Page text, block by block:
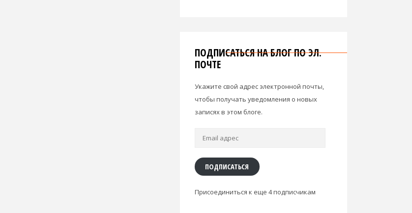
ПОДПИСАТЬСЯ НА БЛОГ ПО ЭЛ.
ПОЧТЕ
Укажите свой адрес электронной почты,
чтобы получать уведомления о новых
записях в этом блоге.
ПОДПИСАТЬСЯ
Присоединиться к еще 4 подписчикам